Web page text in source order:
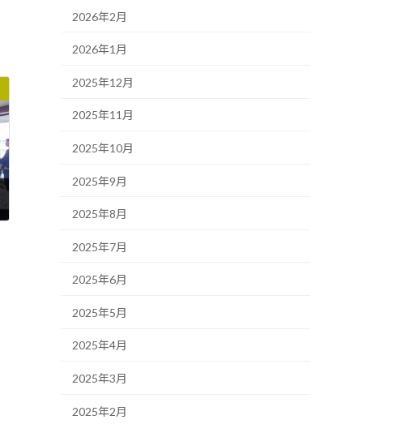
2026年2月
2026年1月
2025年12月
2025年11月
2025年10月
2025年9月
2025年8月
2025年7月
2025年6月
2025年5月
2025年4月
2025年3月
2025年2月